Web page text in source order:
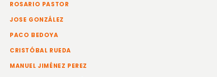
ROSARIO PASTOR
JOSE GONZÁLEZ
PACO BEDOYA
CRISTÓBAL RUEDA
MANUEL JIMÉNEZ PEREZ